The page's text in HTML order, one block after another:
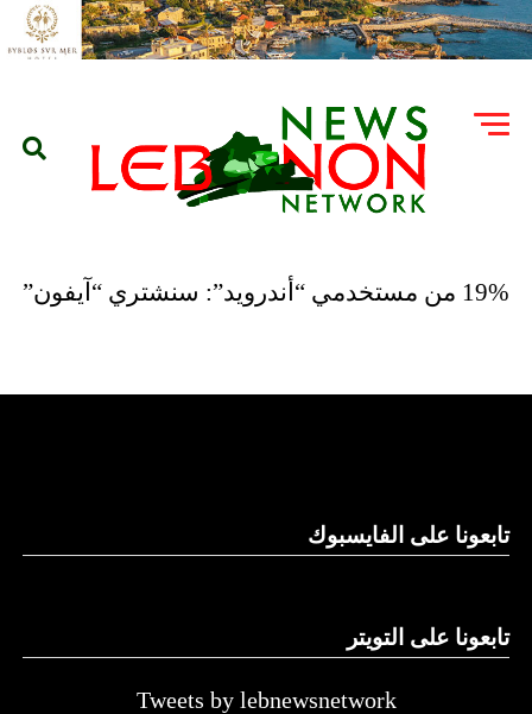
19% من مستخدمي “أندرويد”: سنشتري “آيفون”
تابعونا على الفايسبوك
تابعونا على التويتر
Tweets by lebnewsnetwork